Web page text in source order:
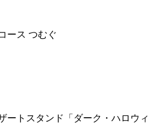
ース つむぐ
ートスタンド「ダーク・ハロウィ